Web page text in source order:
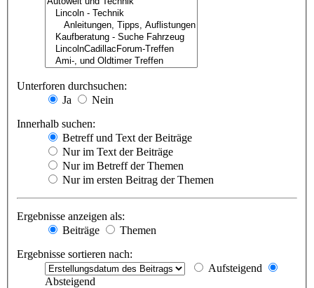
Unterforen durchsuchen:
Ja
Nein
Innerhalb suchen:
Betreff und Text der Beiträge
Nur im Text der Beiträge
Nur im Betreff der Themen
Nur im ersten Beitrag der Themen
Ergebnisse anzeigen als:
Beiträge
Themen
Ergebnisse sortieren nach:
Aufsteigend
Absteigend